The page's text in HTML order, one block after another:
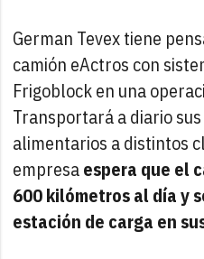
German Tevex tiene
camión eActros con
Frigoblock en una
Transportará a diario
alimentarios a distintos
empresaespera que el
600 kilómetros al día y
estación de carga en